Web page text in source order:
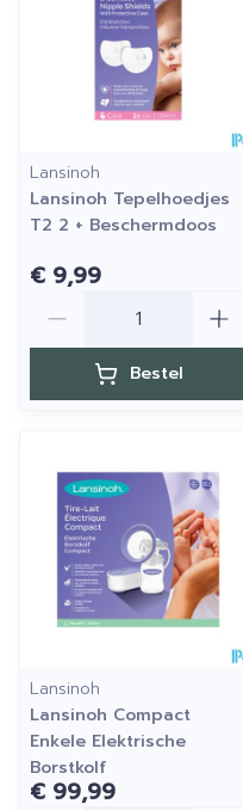
Lansinoh
Lansinoh Tepelhoedjes
T2 2 + Beschermdoos
€ 9,99
Bestel
Lansinoh
Lansinoh Compact
Enkele Elektrische
Borstkolf
€ 99,99